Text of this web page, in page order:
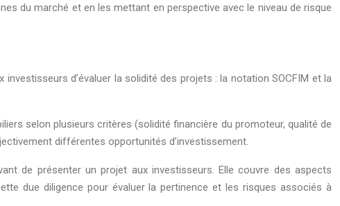
du marché et en les mettant en perspective avec le niveau de risque
d’évaluer la solidité des projets : la notation SOCFIM et la
selon plusieurs critères (solidité financière du promoteur, qualité de
différentes opportunités d’investissement.
de présenter un projet aux investisseurs. Elle couvre des aspects
due diligence pour évaluer la pertinence et les risques associés à